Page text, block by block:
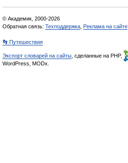
© Академик, 2000-2026
Обратная связь: Техподдержка Реклама на сайте
👣 Путешествия
Экспорт словарей на сайты , сделанные на PHP,
WordPress, MODx.